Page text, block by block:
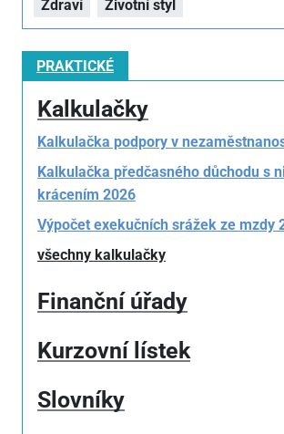
Zdraví
Životní styl
PRAKTICKÉ
Kalkulačky
Kalkulačka podpory v
Kalkulačka předčasného důchodu s
krácením 2026
Výpočet exekučních srážek ze mzdy
všechny kalkulačky
Finanční úřady
Kurzovní lístek
Slovníky